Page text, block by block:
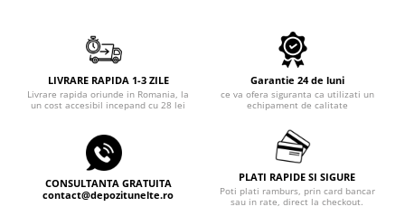
Drujbe cu acumulator
Drujbe electrice
Drujbe pe benzina
Freze pentru zapada
Instalatii sanitare
Chiuvete
Aparate de sudura
Accesorii aparate sudura
Aparate de sudura cu plasma
Accesorii auto
Compresoare aer
LIVRARE RAPIDA 1-3 ZILE
Livrare rapida oriunde in Romania, la
un cost accesibil incepand cu 28 lei
Garantie 24 de luni
ce va ofera siguranta ca utilizati un
echipament de calitate
CONSULTANTA GRATUITA
contact@depozitunelte.ro
PLATI RAPIDE SI SIGURE
Poti plati ramburs, prin card bancar
sau in rate, direct la checkout.